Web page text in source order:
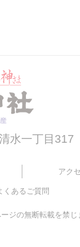
水一丁目317
アク
くあるご質問
ジの無断転載を禁じ